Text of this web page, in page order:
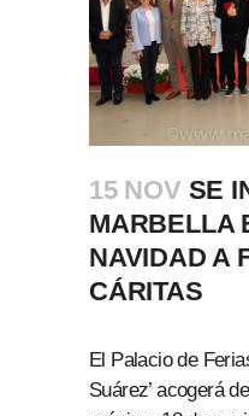
15 NOV SE
MARBELLA
NAVIDAD A
CÁRITAS
El Palacio de
Suárez’ acogerá